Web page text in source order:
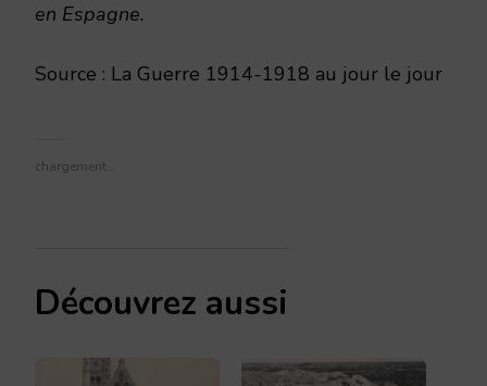
en Espagne.
Source : La Guerre 1914-1918 au jour le jour
chargement…
Découvrez aussi